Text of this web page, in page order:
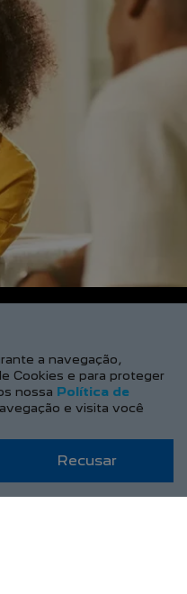
Drive
a navegação,
Cookies e para proteger
nossa Política de
e visita você
Recusar